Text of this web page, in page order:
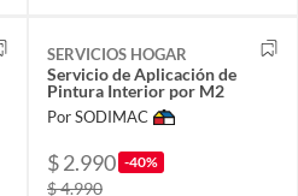
SERVICIOS HOGAR
Servicio de Aplicación de
Pintura Interior por M2
Por SODIMAC
$ 2.990 -40%
$ 4.990